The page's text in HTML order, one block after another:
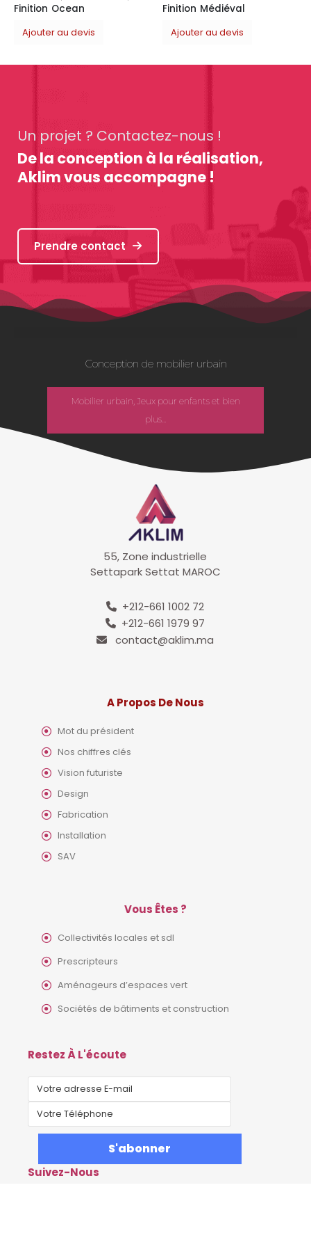
Finition Médiéval
Ajouter au devis
Un projet ? Contactez-nous !
De la conception à la réalisation,
Aklim vous accompagne !
Prendre contact
Conception de mobilier urbain
Mobilier urbain, Jeux pour enfants et bien
plus...
55, Zone industrielle
Settapark Settat MAROC
+212-661 1002 72
+212-661 1979 97
contact@aklim.ma
A Propos De Nous
Mot du président
Nos chiffres clés
Vision futuriste
Design
Fabrication
Installation
SAV
Vous Êtes ?
Collectivités locales et sdl
Prescripteurs
Aménageurs d’espaces vert
Sociétés de bâtiments et construction
Restez À L'écoute
Suivez-Nous